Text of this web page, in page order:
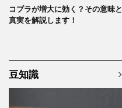
コブラが増大に効く？その意味と
真実を解説します！
豆知識